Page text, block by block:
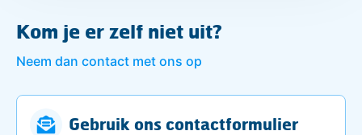
Kom je er zelf niet uit?
Neem dan contact met ons op
Gebruik ons contactformulier